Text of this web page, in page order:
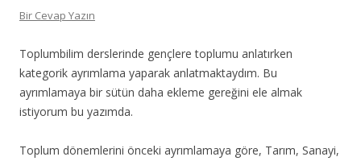
Bir Cevap Yazın
Toplumbilim derslerinde gençlere toplumu anlatırken
kategorik ayrımlama yaparak anlatmaktaydım. Bu
ayrımlamaya bir sütün daha ekleme gereğini ele almak
istiyorum bu yazımda.
Toplum dönemlerini önceki ayrımlamaya göre, Tarım, Sanayi,